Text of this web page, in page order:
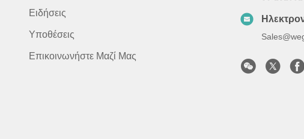
Ειδήσεις
Υποθέσεις
Επικοινωνήστε Μαζί Μας